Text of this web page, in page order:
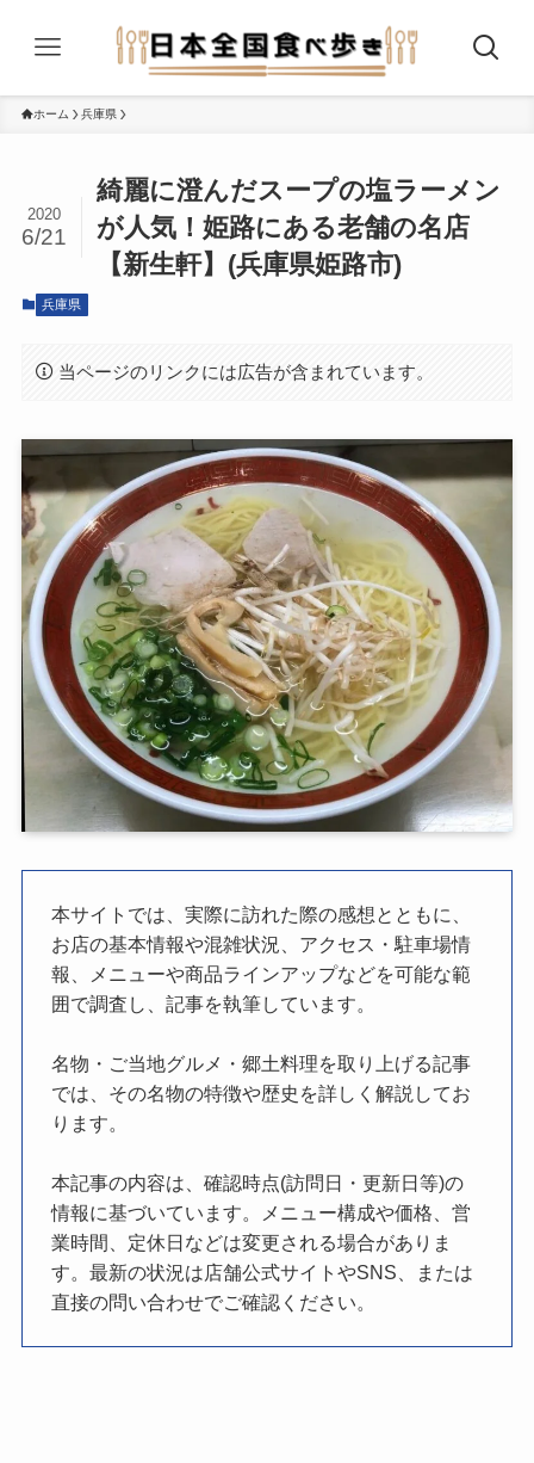
ホーム 兵庫県
綺麗に澄んだスープの塩ラーメン
が人気！姫路にある老舗の名店
【新生軒】(兵庫県姫路市)
2020
6/21
兵庫県
当ページのリンクには広告が含まれています。
本サイトでは、実際に訪れた際の感想とともに、
お店の基本情報や混雑状況、アクセス・駐車場情
報、メニューや商品ラインアップなどを可能な範
囲で調査し、記事を執筆しています。
名物・ご当地グルメ・郷土料理を取り上げる記事
では、その名物の特徴や歴史を詳しく解説してお
ります。
本記事の内容は、確認時点(訪問日・更新日等)の
情報に基づいています。メニュー構成や価格、営
業時間、定休日などは変更される場合がありま
す。最新の状況は店舗公式サイトやSNS、または
直接の問い合わせでご確認ください。